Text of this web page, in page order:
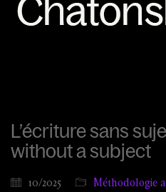
L’écriture sans
without a subject
10/2025 Méthodologie